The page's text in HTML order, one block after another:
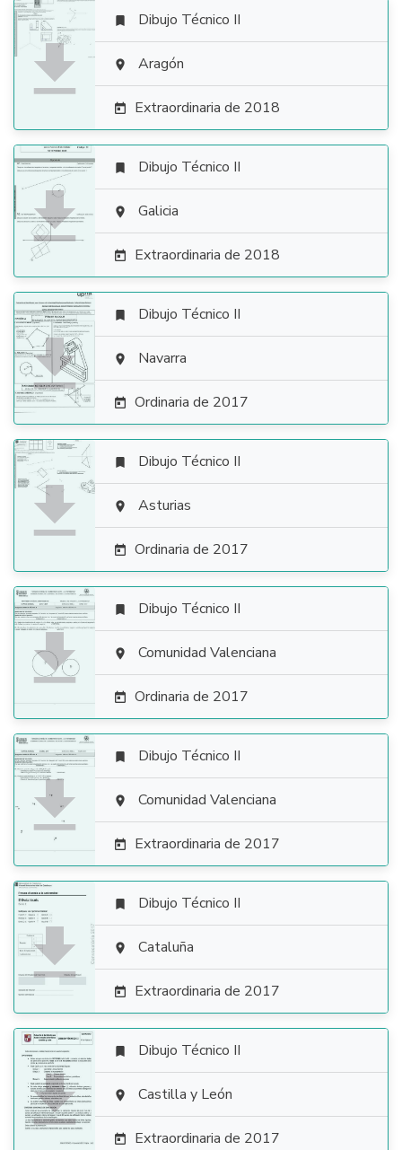

 Dibujo Técnico II
 Aragón
 Extraordinaria de 2018

 Dibujo Técnico II
 Galicia
 Extraordinaria de 2018

 Dibujo Técnico II
 Navarra
 Ordinaria de 2017

 Dibujo Técnico II
 Asturias
 Ordinaria de 2017

 Dibujo Técnico II
 Comunidad Valenciana
 Ordinaria de 2017

 Dibujo Técnico II
 Comunidad Valenciana
 Extraordinaria de 2017

 Dibujo Técnico II
 Cataluña
 Extraordinaria de 2017

 Dibujo Técnico II
 Castilla y León
 Extraordinaria de 2017